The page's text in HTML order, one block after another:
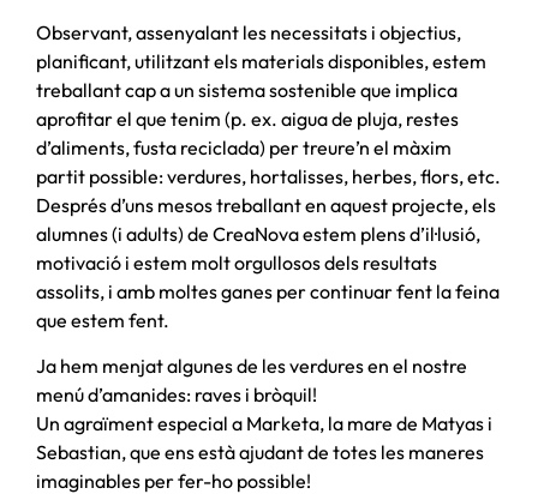
Observant, assenyalant les necessitats i objectius,
planificant, utilitzant els materials disponibles, estem
treballant cap a un sistema sostenible que implica
aprofitar el que tenim (p. ex. aigua de pluja, restes
d’aliments, fusta reciclada) per treure’n el màxim
partit possible: verdures, hortalisses, herbes, flors, etc.
Després d’uns mesos treballant en aquest projecte, els
alumnes (i adults) de CreaNova estem plens d’il·lusió,
motivació i estem molt orgullosos dels resultats
assolits, i amb moltes ganes per continuar fent la feina
que estem fent.
Ja hem menjat algunes de les verdures en el nostre
menú d’amanides: raves i bròquil!
Un agraïment especial a Marketa, la mare de Matyas i
Sebastian, que ens està ajudant de totes les maneres
imaginables per fer-ho possible!